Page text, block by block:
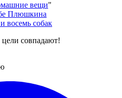
вещи"
Плюшкина
восемь собак
совпадают!